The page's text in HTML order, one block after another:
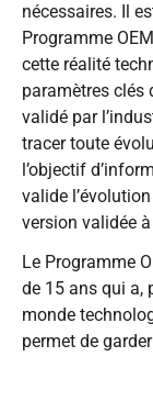
nécessaires. Il
Programme
cette réalité
paramètres clés
validé par
tracer toute
l’objectif
valide
version validée
Le Programme
de 15 ans qui a,
monde
permet de